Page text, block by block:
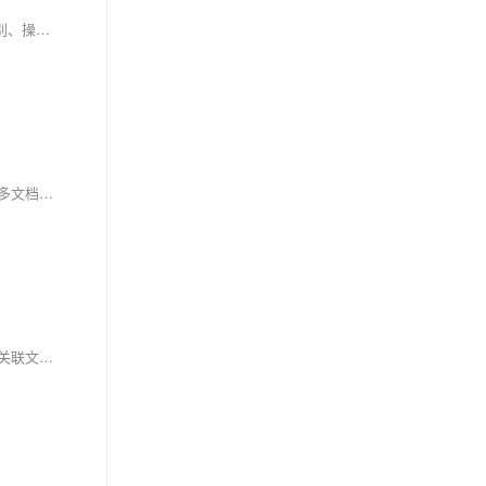
AI测试平台的自动遍历功能，通过低代码配置实现Web和App的自动化测试。用户只需提供入口链接或安装包及简单配置，即可自动完成页面结构识别、操作验证，并生成可视化报告，大幅提升测试效率，特别适用于高频迭代项目。
霍格沃兹测试开发学社推出AI智能测试用例生成功能，结合需求文档一键生成高质量测试用例，大幅提升效率，减少重复劳动。支持自定义提示词、多文档分析与批量管理，助力测试人员高效完成测试设计，释放更多时间投入核心分析工作。平台已开放内测，欢迎体验！
在实际项目中，需求文档分散、整理费时、测试遗漏等问题常困扰测试工作。霍格沃兹推出AI智能体测试平台全新功能——项目资料套件，可将多个关联文档打包管理，并一键生成测试用例，提升测试完整性与效率。支持套件创建、文档关联、编辑删除及用例生成，适用于复杂项目、版本迭代等场景，助力实现智能化测试协作，让测试更高效、更专业。